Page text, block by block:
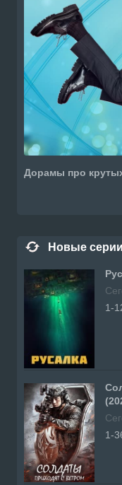
Дорамы про
Новые серии
1-
1-